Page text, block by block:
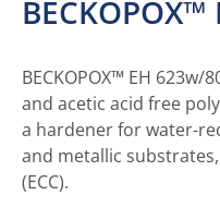
BECKOPOX™ EH
and acetic acid free
a hardener for water-
and metallic
(ECC).